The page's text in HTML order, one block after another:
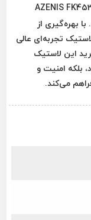
بهره‌گیری از
تجربه‌ای عالی
این لاستیک
بلکه امنیت و
می‌کند.